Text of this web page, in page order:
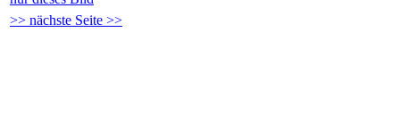
>> nächste Seite >>